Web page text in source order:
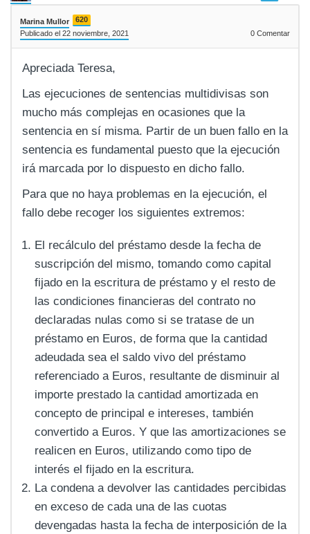
Marina Mullor
620
Publicado el 22 noviembre, 2021
0 Comentar
Apreciada Teresa,
Las ejecuciones de sentencias multidivisas son
mucho más complejas en ocasiones que la
sentencia en sí misma. Partir de un buen fallo en la
sentencia es fundamental puesto que la ejecución
irá marcada por lo dispuesto en dicho fallo.
Para que no haya problemas en la ejecución, el
fallo debe recoger los siguientes extremos:
El recálculo del préstamo desde la fecha de
suscripción del mismo, tomando como capital
fijado en la escritura de préstamo y el resto de
las condiciones financieras del contrato no
declaradas nulas como si se tratase de un
préstamo en Euros, de forma que la cantidad
adeudada sea el saldo vivo del préstamo
referenciado a Euros, resultante de disminuir al
importe prestado la cantidad amortizada en
concepto de principal e intereses, también
convertido a Euros. Y que las amortizaciones se
realicen en Euros, utilizando como tipo de
interés el fijado en la escritura.
La condena a devolver las cantidades percibidas
en exceso de cada una de las cuotas
devengadas hasta la fecha de interposición de la